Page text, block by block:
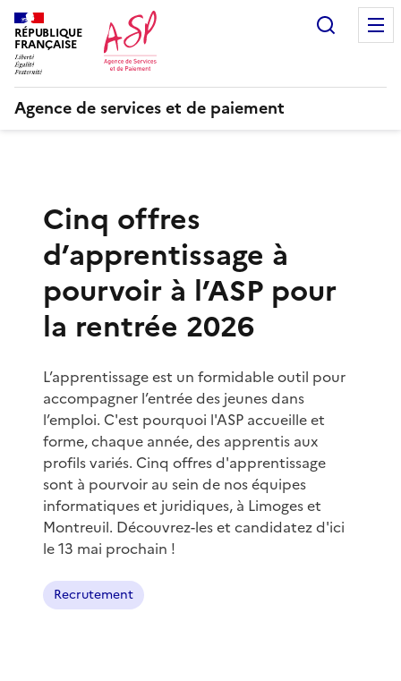
RÉPUBLIQUE
FRANÇAISE
Agence de services et de paiement
Cinq offres
d’apprentissage à
pourvoir à l’ASP pour
la rentrée 2026
L’apprentissage est un formidable outil pour
accompagner l’entrée des jeunes dans
l’emploi. C'est pourquoi l'ASP accueille et
forme, chaque année, des apprentis aux
profils variés. Cinq offres d'apprentissage
sont à pourvoir au sein de nos équipes
informatiques et juridiques, à Limoges et
Montreuil. Découvrez-les et candidatez d'ici
le 13 mai prochain !
Recrutement